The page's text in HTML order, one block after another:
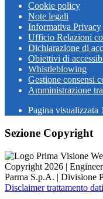
Cookie policy
Note legali
Informativa Privacy
Ufficio Relazioni
Dichiarazione di
Obiettivi di
Whistleblowing
Gestione consensi
Amministrazione
Pagina visualizzata
Sezione Copyright
Copyright 2026 |
Parma S.p.A. | Divisione
Disclaimer trattamento